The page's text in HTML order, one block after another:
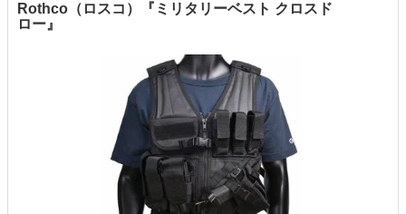
Rothco（ロスコ）『ミリタリーベスト クロスド
ロー』